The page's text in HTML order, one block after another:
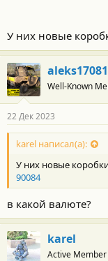
У них новые
aleks17081
Well-Known
22 Дек 2023
karel написал(а):
У них новые
90084
в какой валюте?
karel
Active Member